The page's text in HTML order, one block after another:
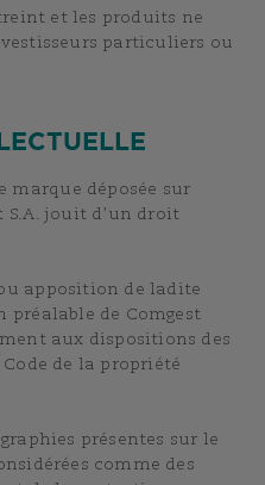
et les produits ne
particuliers ou
marque déposée sur
S.A. jouit d’un droit
apposition de ladite
préalable de Comgest
aux dispositions des
Code de la propriété
présentes sur le
comme des